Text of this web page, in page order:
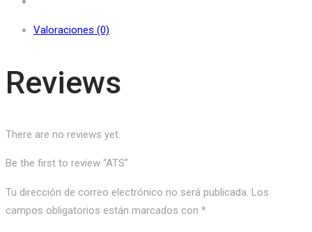
Valoraciones (0)
Reviews
There are no reviews yet.
Be the first to review “ATS”
Tu dirección de correo electrónico no será publicada. Los
campos obligatorios están marcados con *